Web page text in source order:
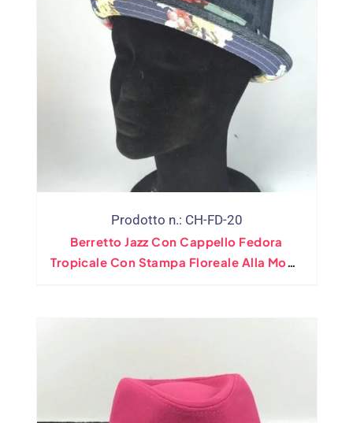
Prodotto n.: CH-FD-20
Berretto Jazz Con Cappello Fedora
Tropicale Con Stampa Floreale Alla Moda